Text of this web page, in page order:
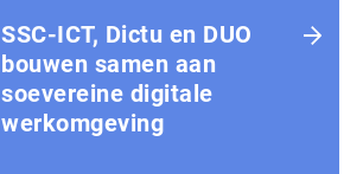
SSC-ICT, Dictu en DUO
bouwen samen aan
soevereine digitale
werkomgeving